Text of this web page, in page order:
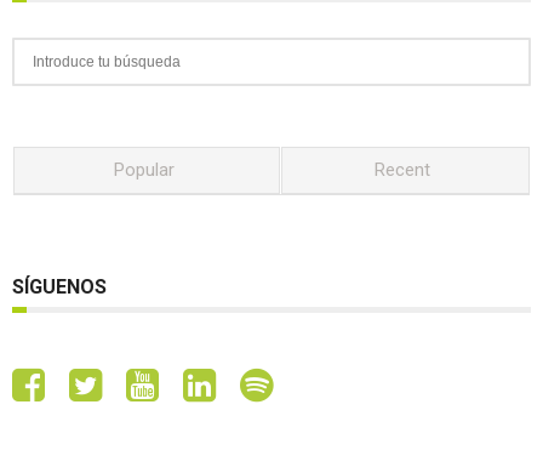
Popular Recent
SÍGUENOS